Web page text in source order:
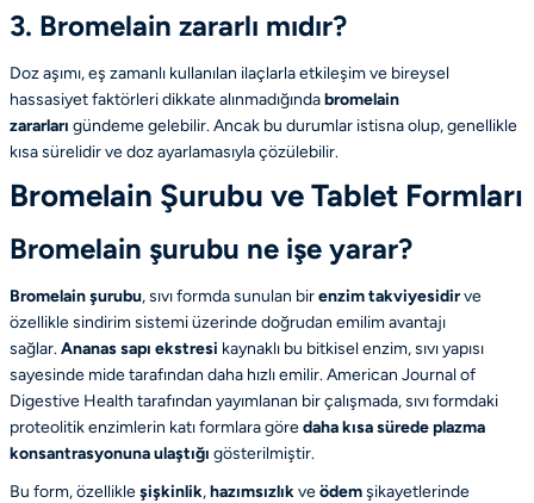
3. Bromelain zararlı mıdır?
Doz aşımı, eş zamanlı kullanılan ilaçlarla etkileşim ve bireysel
hassasiyet faktörleri dikkate alınmadığındabromelain
zararları gündeme gelebilir. Ancak bu durumlar istisna olup, genellikle
kısa sürelidir ve doz ayarlamasıyla çözülebilir.
Bromelain Şurubu ve Tablet Formları
Bromelain şurubu ne işe yarar?
Bromelain şurubu, sıvı formda sunulan birenzim takviyesidirve
özellikle sindirim sistemi üzerinde doğrudan emilim avantajı
sağlar.Ananas sapı ekstresi kaynaklı bu bitkisel enzim, sıvı yapısı
sayesinde mide tarafından daha hızlı emilir.American Journal of
Digestive Health tarafından yayımlanan bir çalışmada, sıvı formdaki
proteolitik enzimlerin katı formlara göredaha kısa sürede plazma
konsantrasyonuna ulaştığı gösterilmiştir.
Bu form, özellikleşişkinlik,hazımsızlıkveödemşikayetlerinde